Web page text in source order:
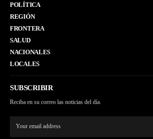
POLÍTICA
REGIÓN
FRONTERA
SALUD
NACIONALES
LOCALES
SUBSCRIBIR
Reciba en su correo las noticias del día.